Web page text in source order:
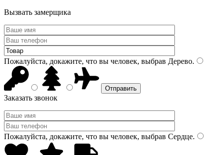
Вызвать замерщика
Пожалуйста, докажите, что вы человек, выбрав Дерево.
Заказать звонок
Пожалуйста, докажите, что вы человек, выбрав Сердце.